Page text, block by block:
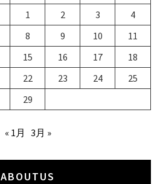
1
2 3
4
8 9 10
11
15 16 17
18
22 23 24
25
29
« 1月 3月 »
ABOUTUS